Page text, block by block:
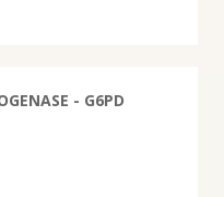
- G6PD